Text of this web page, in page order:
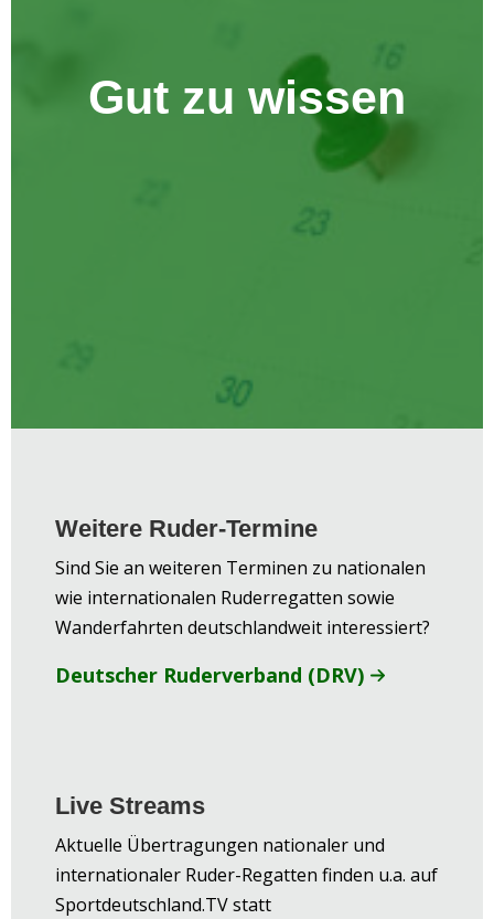
Gut zu wissen
Weitere Ruder-Termine
Sind Sie an weiteren Terminen zu nationalen
wie internationalen Ruderregatten sowie
Wanderfahrten deutschlandweit interessiert?
Deutscher Ruderverband (DRV)
Live Streams
Aktuelle Übertragungen nationaler und
internationaler Ruder-Regatten finden u.a. auf
Sportdeutschland.TV statt